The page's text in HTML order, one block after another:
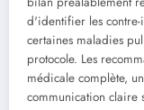
d'identifier les contre-
certaines maladies
protocole. Les
médicale complète,
communication claire